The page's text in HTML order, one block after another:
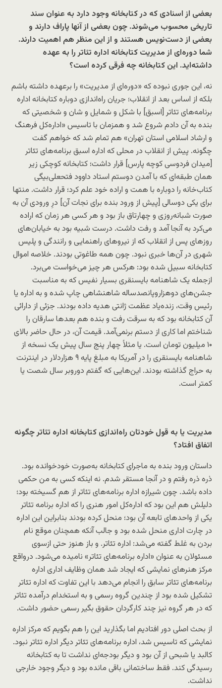
بعضی از اسنادی که در کتابخانه وجود دارد به عنوان سند
تاریخی محسوب می‌شوند. چون بعضی از آنها پاراف دارند و
بعضی از دست‌نویس هستند و از این منظر هم اهمیت دارند.
شما دوره‌ای از مدیریت کتابخانه اداره تئاتر را به عهده
داشته‌اید. این کتابخانه چه فرقی کرده است؟
نه، این جوری نبوده که «دوره‌ای از مدیریت» را برعهده داشته باشم
بلکه از اساس بعد از انقلاب؛ جریان راه‌اندازی دوباره کتابخانه اداره
برنامه‌های تئاتر [اسبق] با شکل و شمایل و شان و شخصیتی که
بنده به آن دادم شروع شد و همزمان با تاسیس «اداره‌کل فرهنگ
و ارشاد اسلامی استان تهران» هم تمام شد که خواهم گفت
چگونه. پیش از انقلاب در محلی که اداره اسبق برنامه‌های تئاتر
[میدان فردوسی کوچه پارس] قرار داشت؛ کتابخانه کوچکی زیر
همان طبقه‌ای که با آمدن دوستم استاد داوود فتحعلی‌بیگی
کتاب‌خانه را دوباره با همت و اراده خود علم کرد؛ قرار داشت. منتها
برای یکی دوسالی [پیش از ورود بنده برای نجات آن] درِ ورودی آن به
صورت شبانه‌روزی و چهارتاق باز بود و هر کسی هر زمان که اراده
می‌کرد به آنجا آمد و رفت داشت. درست شبیه بود به خیابان‌های
روزهای پس از انقلاب که از نیروهای راهنمایی و رانندگی و پلیس
شهری در آن‌ها خبری نبود. چون همه طاغوتی بودند. خلاصه اموال
کتابخانه سبیل شده بود: هرکس هر چیز می‌خواست می‌برد.
ازجمله یک شاهنامه بایسنقری بسیار نفیس که به مناسبت
جشن‌های دوهزاروپانصدساله شاهنشاهی چاپ شده و به اداره یا
رئیس وقت، زنده‌یاد عظمت ژانتی هدیه داده بودند. جزئی از دارائی
آن کتابخانه بود که به سرقت رفت و بنده هم بعدها سارقان را
شناختم اما کاری از دستم برنمی‌آمد. قیمت آن، در حال حاضر بالای
۱۰ میلیون تومان است. یا مثلاً چهار پنج سال پیش یک نسخه از
شاهنامه بایسنقری را در آمریکا به مبلغ پایه ۹ هزاردلار در اینترنت
به حراج گذاشته بودند. این‌هایی که گفتم دوروبر سال شصت یا
کمتر است.
مدیریت یا به قول خودتان راه‌اندازی کتابخانه اداره تئاتر چگونه
اتفاق افتاد؟
داستان ورود بنده به ماجرای کتابخانه به‌صورت خودخوانده بود.
ذره ذره رفتم و در آنجا مستقر شدم. نه اینکه کسی به من حکمی
داده باشد. چون شیرازه اداره برنامه‌های تئاتر از هم گسیخته بود؛
دلیلش هم این بود که اداره‌کل امور هنری را که اداره برنامه تئاتر
یکی از واحدهای تابعه آن بود؛ منحل کرده بودند بنابراین این اداره
در چارت اداری منحل شده بود و جالب آنکه همچنان موقع نام
بردن به غلط گفته می‌شد: اداره تئاتر. و باز هنوز حتی ازسوی
مسئولان به عنوان «اداره برنامه‌های تئاتر» نامیده می‌شود. درواقع
مرکز هنرهای نمایشی که ایجاد شد همان وظایف اداری اداره
برنامه‌های تئاتر سابق را انجام می‌دهد با این تفاوت که اداره تئاتر
تشکیل شده بود از چندین گروه رسمی و به استخدام درآمده تئاتر
که در هر گروه نیز چند کارگردان حقوق بگیر رسمی حضور داشت.
از بحث اصلی دور افتادیم اما بگذارید این را هم بگویم که مرکز اداره
نمایشی که تاسیس شد، اداره برنامه‌های تئاتر دیگر اداره تئاتر نبود.
کالبد یا شبحی از آن بود و دیگر بودجه‌ای نداشت تا به کتابخانه
رسیدگی کند. فقط ساختمانی باقی مانده بود و دیگر وجود خارجی
نداشت.